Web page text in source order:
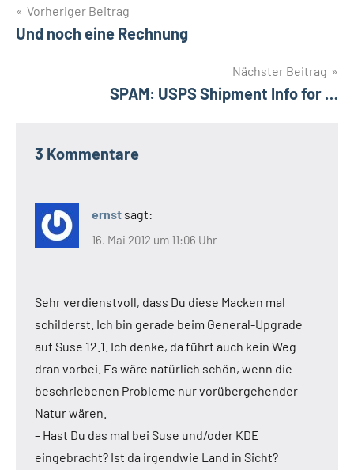
Beitragsnavigation
Vorheriger Beitrag
Und noch eine Rechnung
Nächster Beitrag
SPAM: USPS Shipment Info for …
3 Kommentare
ernst sagt:
16. Mai 2012 um 11:06 Uhr
Sehr verdienstvoll, dass Du diese Macken mal
schilderst. Ich bin gerade beim General-Upgrade
auf Suse 12.1. Ich denke, da führt auch kein Weg
dran vorbei. Es wäre natürlich schön, wenn die
beschriebenen Probleme nur vorübergehender
Natur wären.
– Hast Du das mal bei Suse und/oder KDE
eingebracht? Ist da irgendwie Land in Sicht?